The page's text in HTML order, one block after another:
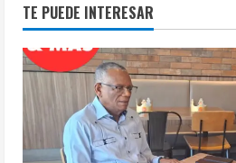
TE PUEDE INTERESAR